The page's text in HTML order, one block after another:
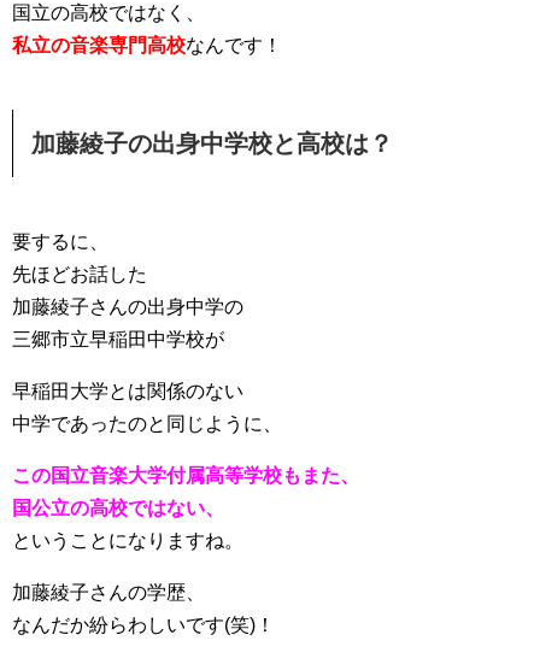
国立の高校ではなく、
私立の音楽専門高校なんです！
加藤綾子の出身中学校と高校は？
要するに、
先ほどお話した
加藤綾子さんの出身中学の
三郷市立早稲田中学校が
早稲田大学とは関係のない
中学であったのと同じように、
この国立音楽大学付属高等学校もまた、
国公立の高校ではない、
ということになりますね。
加藤綾子さんの学歴、
なんだか紛らわしいです(笑)！